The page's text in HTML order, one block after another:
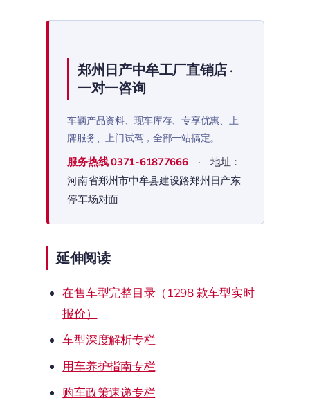
郑州日产中牟工厂直销店 ·
一对一咨询
车辆产品资料、现车库存、专享优惠、上
牌服务、上门试驾，全部一站搞定。
服务热线0371-61877666· 地址：
河南省郑州市中牟县建设路郑州日产东
停车场对面
延伸阅读
在售车型完整目录（1298 款车型实时
报价）
车型深度解析专栏
用车养护指南专栏
购车政策速递专栏